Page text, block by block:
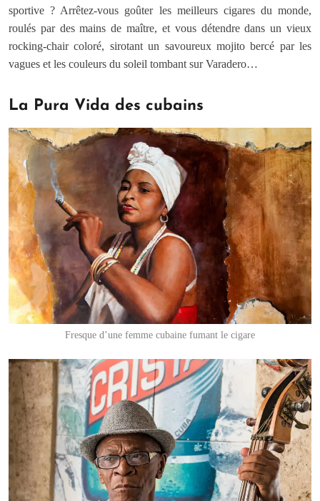
sportive ? Arrêtez-vous goûter les meilleurs cigares du monde,
roulés par des mains de maître, et vous détendre dans un vieux
rocking-chair coloré, sirotant un savoureux mojito bercé par les
vagues et les couleurs du soleil tombant sur Varadero…
La Pura Vida des cubains
Fresque d’une femme cubaine fumant le cigare